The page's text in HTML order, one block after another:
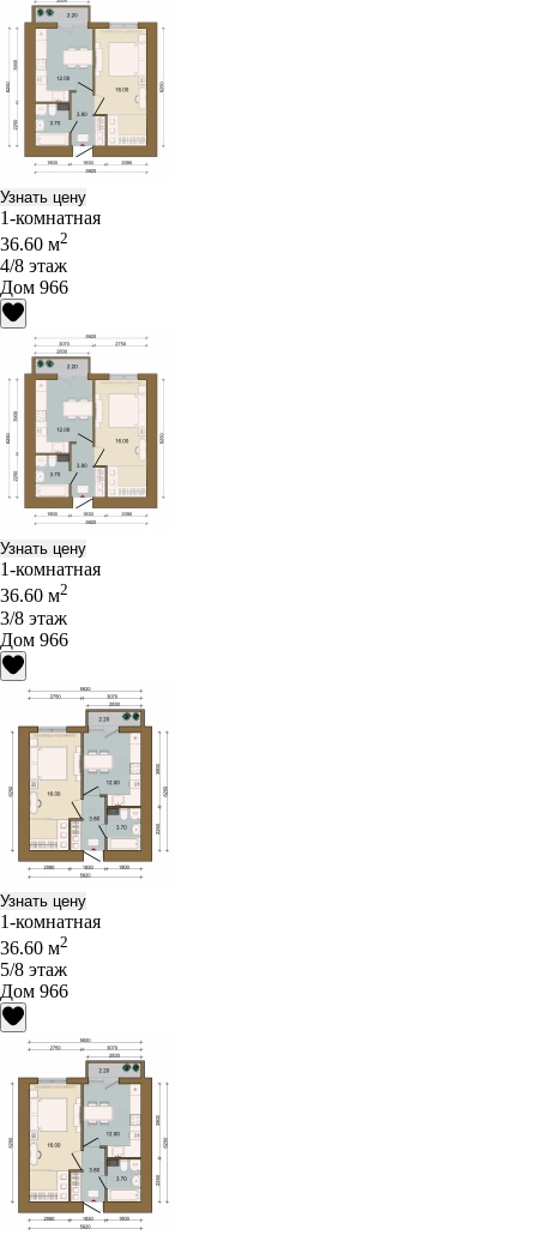
Узнать цену
1-комнатная
36.60 м2
4/8 этаж
Дом 966
Узнать цену
1-комнатная
36.60 м2
3/8 этаж
Дом 966
Узнать цену
1-комнатная
36.60 м2
5/8 этаж
Дом 966